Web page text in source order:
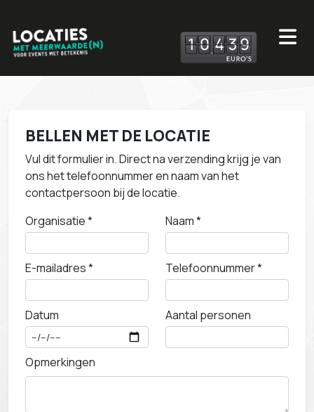
10 439
BELLEN MET DE LOCATIE
Vul dit formulier in. Direct na verzending krijg je van
ons het telefoonnummer en naam van het
contactpersoon bij de locatie.
Organisatie *
Naam *
E-mailadres * Telefoonnummer *
Datum Aantal personen
Opmerkingen